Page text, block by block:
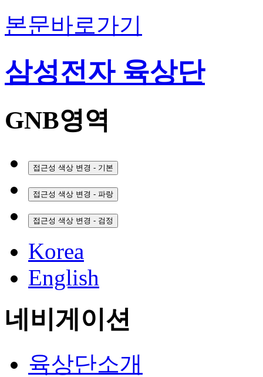
본문바로가기
삼성전자 육상단
GNB영역
접근성 색상 변경 - 기본
접근성 색상 변경 - 파랑
접근성 색상 변경 - 검정
Korea
English
네비게이션
육상단소개